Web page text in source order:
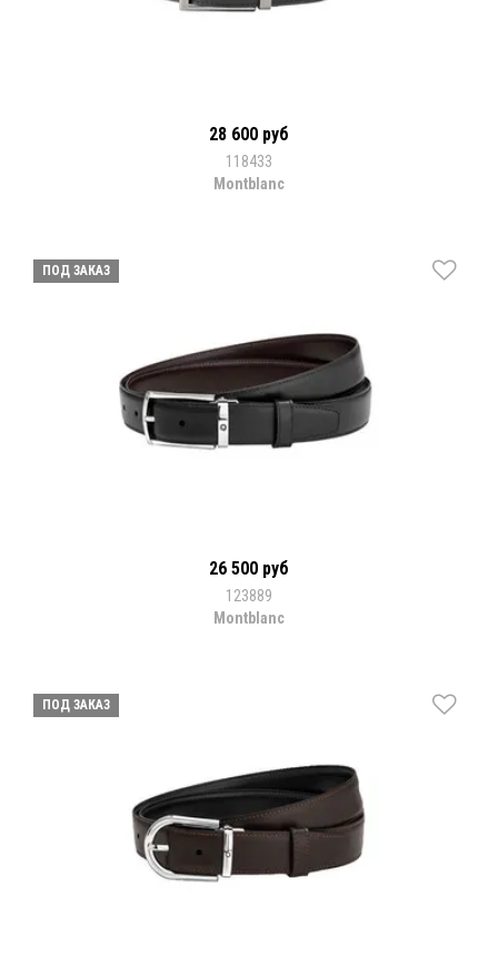
28 600 руб
118433
Montblanc
ПОД ЗАКАЗ
26 500 руб
123889
Montblanc
ПОД ЗАКАЗ